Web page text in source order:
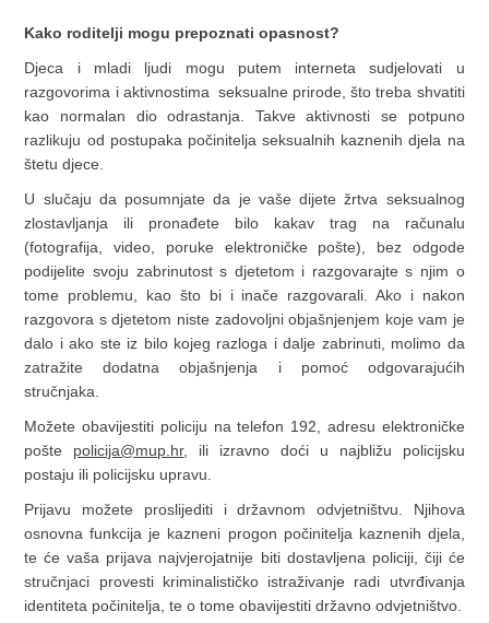
Kako roditelji mogu prepoznati opasnost?
Djeca i mladi ljudi mogu putem interneta sudjelovati u
razgovorima i aktivnostima seksualne prirode, što treba shvatiti
kao normalan dio odrastanja. Takve aktivnosti se potpuno
razlikuju od postupaka počinitelja seksualnih kaznenih djela na
štetu djece.
U slučaju da posumnjate da je vaše dijete žrtva seksualnog
zlostavljanja ili pronađete bilo kakav trag na računalu
(fotografija, video, poruke elektroničke pošte), bez odgode
podijelite svoju zabrinutost s djetetom i razgovarajte s njim o
tome problemu, kao što bi i inače razgovarali. Ako i nakon
razgovora s djetetom niste zadovoljni objašnjenjem koje vam je
dalo i ako ste iz bilo kojeg razloga i dalje zabrinuti, molimo da
zatražite dodatna objašnjenja i pomoć odgovarajućih
stručnjaka.
Možete obavijestiti policiju na telefon 192, adresu elektroničke
pošte policija@mup.hr, ili izravno doći u najbližu policijsku
postaju ili policijsku upravu.
Prijavu možete proslijediti i državnom odvjetništvu. Njihova
osnovna funkcija je kazneni progon počinitelja kaznenih djela,
te će vaša prijava najvjerojatnije biti dostavljena policiji, čiji će
stručnjaci provesti kriminalističko istraživanje radi utvrđivanja
identiteta počinitelja, te o tome obavijestiti državno odvjetništvo.